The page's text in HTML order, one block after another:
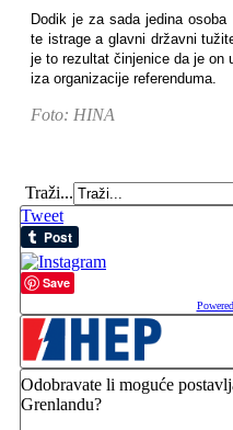
Dodik je za sada jedina
te istrage a glavni državni
je to rezultat činjenice da je on
iza organizacije referenduma.
Foto: HINA
Traži...
Tweet
Save
Odobravate li moguće
Grenlandu?